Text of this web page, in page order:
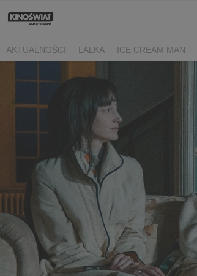
AKTUALNOŚCI LALKA ICE CREAM MAN
DRZEWO MAGII